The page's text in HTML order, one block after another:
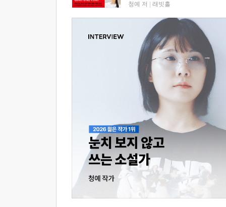
청예 저 래빗홀